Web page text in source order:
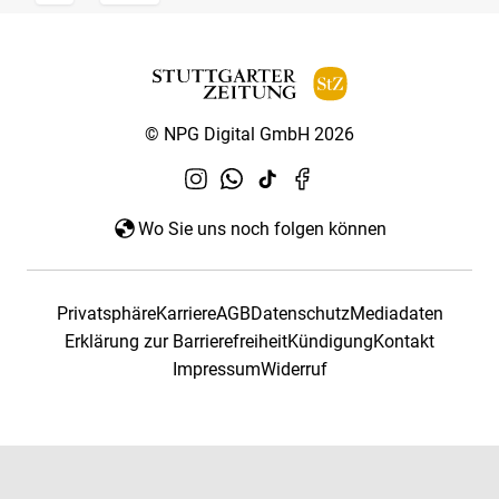
© NPG Digital GmbH 2026
Wo Sie uns noch folgen können
PrivatsphäreKarriereAGBDatenschutzMediadaten
Erklärung zur BarrierefreiheitKündigungKontakt
ImpressumWiderruf